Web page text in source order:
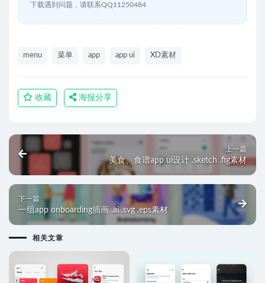
下载遇到问题，请联系QQ11250484
menu 菜单 app app ui XD素材
收藏 海报分享
上一篇
美食、食谱app ui设计 .sketch .fig素材
下一篇
一组app onboarding插画 .ai .svg .eps素材
相关文章